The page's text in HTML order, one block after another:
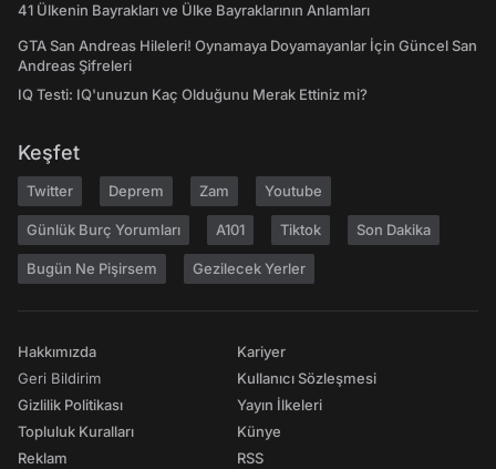
41 Ülkenin Bayrakları ve Ülke Bayraklarının Anlamları
GTA San Andreas Hileleri! Oynamaya Doyamayanlar İçin Güncel San
Andreas Şifreleri
IQ Testi: IQ'unuzun Kaç Olduğunu Merak Ettiniz mi?
Keşfet
Twitter Deprem Zam Youtube
Günlük Burç Yorumları A101 Tiktok Son Dakika
Bugün Ne Pişirsem Gezilecek Yerler
Hakkımızda
Geri Bildirim
Gizlilik Politikası
Topluluk Kuralları
Reklam
Kariyer
Kullanıcı Sözleşmesi
Yayın İlkeleri
Künye
RSS